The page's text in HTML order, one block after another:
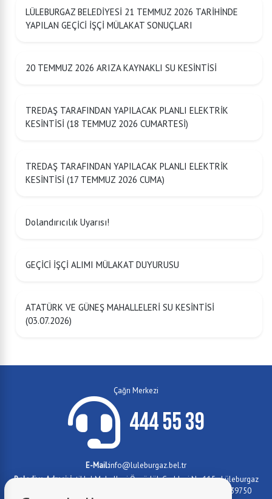
LÜLEBURGAZ BELEDİYESİ 21 TEMMUZ 2026 TARİHİNDE
YAPILAN GEÇİCİ İŞÇİ MÜLAKAT SONUÇLARI
20 TEMMUZ 2026 ARIZA KAYNAKLI SU KESİNTİSİ
TREDAŞ TARAFINDAN YAPILACAK PLANLI ELEKTRİK
KESİNTİSİ (18 TEMMUZ 2026 CUMARTESİ)
TREDAŞ TARAFINDAN YAPILACAK PLANLI ELEKTRİK
KESİNTİSİ (17 TEMMUZ 2026 CUMA)
Dolandırıcılık Uyarısı!
GEÇİCİ İŞÇİ ALIMI MÜLAKAT DUYURUSU
ATATÜRK VE GÜNEŞ MAHALLELERİ SU KESİNTİSİ
(03.07.2026)
Çağrı Merkezi
444 55 39
E-Mail:info@luleburgaz.bel.tr
Belediye Adresi:İstiklal Mahallesi Özgürlük Caddesi No:115 - Lüleburgaz
Yıldızları Sanat Akademisi (Lüleburgaz Devlet Hastanesi yanı) 39750